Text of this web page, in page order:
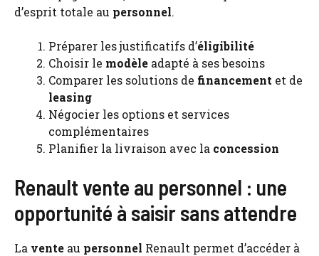
d’esprit totale au personnel.
Préparer les justificatifs d’éligibilité
Choisir le modèle adapté à ses besoins
Comparer les solutions de financement et de
leasing
Négocier les options et services
complémentaires
Planifier la livraison avec la concession
Renault vente au personnel : une
opportunité à saisir sans attendre
La vente au personnel Renault permet d’accéder à